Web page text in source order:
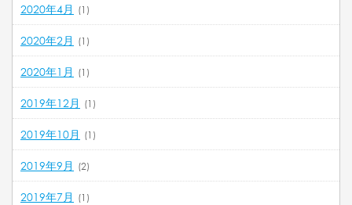
2020年4月 (1)
2020年2月 (1)
2020年1月 (1)
2019年12月 (1)
2019年10月 (1)
2019年9月 (2)
2019年7月 (1)